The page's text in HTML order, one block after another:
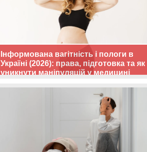
Інформована вагітність і пологи в
Україні (2026): права, підготовка та як
уникнути маніпуляцій у медицині